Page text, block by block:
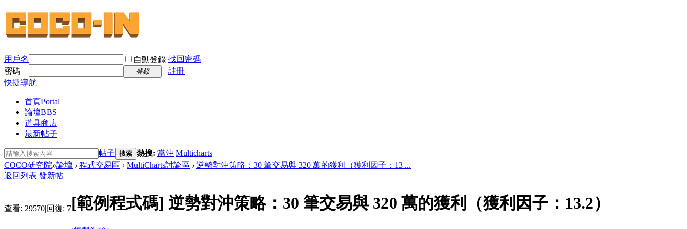
用戶名 自動登錄 找回密碼
密碼
登錄
註冊
快捷導航
首頁Portal
論壇BBS
道具商店
最新帖子
帖子 搜索 熱搜: 當沖 Multicharts
COCO研究院»論壇 › 程式交易區 › MultiCharts討論區 › 逆勢對沖策略：30 筆交易與 320 萬的獲利（獲利因子：13 ...
返回列表 發新帖
查看: 29570|回復: 7[範例程式碼] 逆勢對沖策略：30 筆交易與 320 萬的獲利（獲利因子：13.2）